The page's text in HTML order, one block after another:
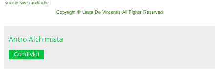
successive modifiche
Copyright © Laura De Vincentis All Rights Reserved
Antro Alchimista
Condividi